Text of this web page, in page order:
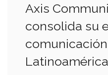
Axis
consolida su
Latinoamérica